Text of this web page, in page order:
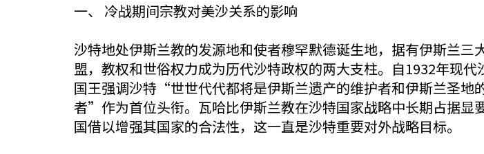
一、 冷战期间宗教对美沙关系的影响
沙特地处伊斯兰教的发源地和使者穆罕默德诞生地，据有伊斯兰
盟，教权和世俗权力成为历代沙特政权的两大支柱。自1932年现
国王强调沙特“世世代代都将是伊斯兰遗产的维护者和伊斯兰圣
者”作为首位头衔。瓦哈比伊斯兰教在沙特国家战略中长期占据
国借以增强其国家的合法性，这一直是沙特重要对外战略目标。